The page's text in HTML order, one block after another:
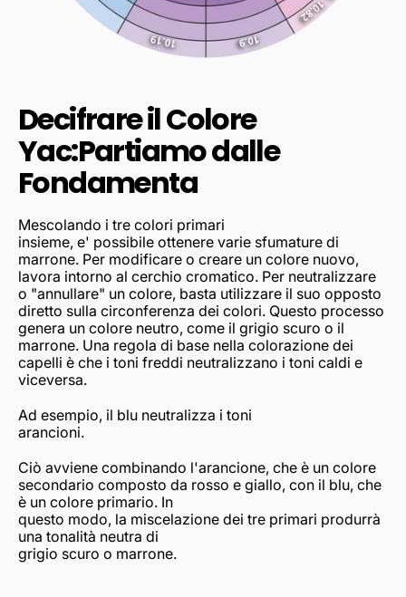
Decifrare il Colore
Yac:Partiamo dalle
Fondamenta
Mescolando i tre colori primari
insieme, e' possibile ottenere varie sfumature di
marrone. Per modificare o creare un colore nuovo,
lavora intorno al cerchio cromatico. Per neutralizzare
o "annullare" un colore, basta utilizzare il suo opposto
diretto sulla circonferenza dei colori. Questo processo
genera un colore neutro, come il grigio scuro o il
marrone. Una regola di base nella colorazione dei
capelli è che i toni freddi neutralizzano i toni caldi e
viceversa.
Ad esempio, il blu neutralizza i toni
arancioni.
Ciò avviene combinando l'arancione, che è un colore
secondario composto da rosso e giallo, con il blu, che
è un colore primario. In
questo modo, la miscelazione dei tre primari produrrà
una tonalità neutra di
grigio scuro o marrone.